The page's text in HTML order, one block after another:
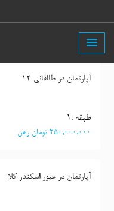
آپارتمان در طالقانی 12
طبقه :١
٢٥٠,٠٠٠,٠٠٠ تومان رهن
آپارتمان در عبور اسکندر کلا